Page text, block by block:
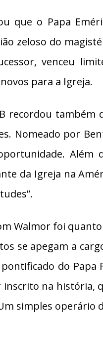
que o Papa
zeloso do
venceu
para a Igreja.
recordou também
Nomeado por
Além
da Igreja na
Walmor foi
se apegam a
do
na história,
simples operário